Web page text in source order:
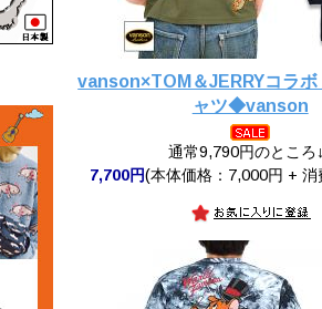
vanson×TOM＆JERRYコラ
ャツ◆vanson
通常9,790円のところ
7,700円(本体価格：7,000円 + 消